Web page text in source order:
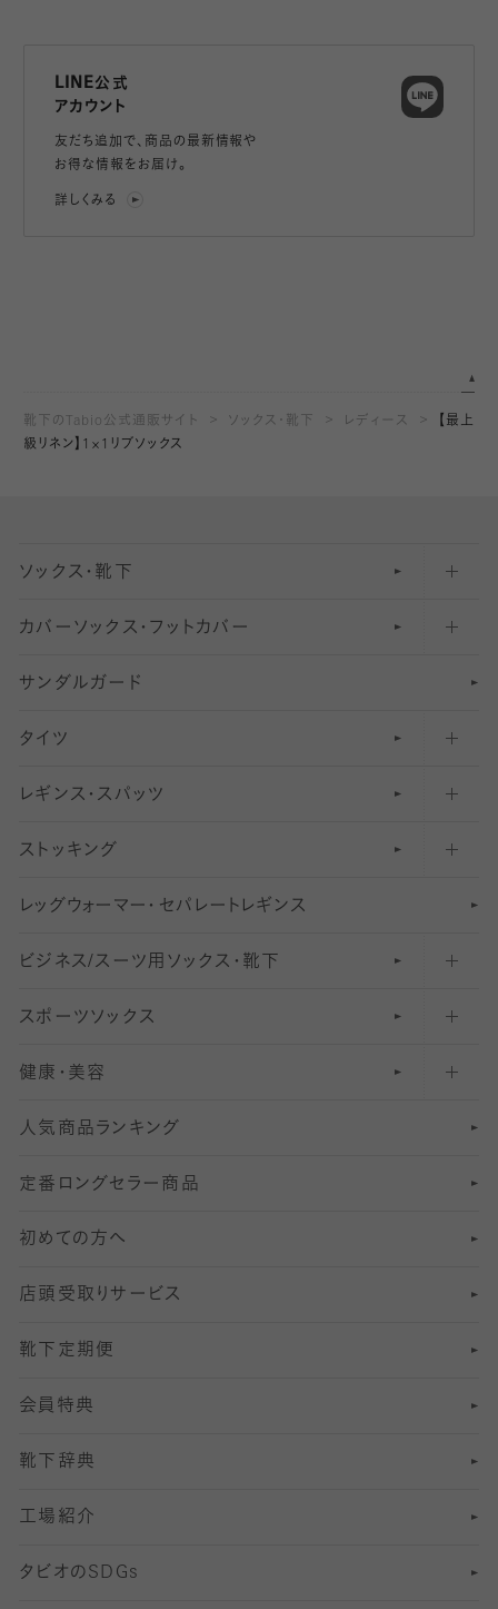
LINE公式
アカウント
友だち追加で、 商品の最新情報や
お得な情報をお届け。
詳しくみる
靴下のTabio公式通販サイト ソックス・靴下 レディース
【最上
級リネン】1×1リブソックス
ソックス・靴下
五本指ソックス・靴下
足袋ソックス・靴下
無地・プレーンソックス・靴下
柄ソックス・靴下
スニーカー（くるぶし）用ソックス
アンクル・ショートソックス（くるぶし上）
クルーソックス（ふくらはぎ下）
ハイソックス
オーバーニー・ニーハイソックス
カバーソックス・フットカバー
フットカバー・カバーソックス（深め）
フットカバー・カバーソックス（ふつう）
フットカバー・カバーソックス（浅め）
サンダルガード
タイツ
30デニール以下のタイツ（薄手タイツ）
31〜40デニールタイツ
41〜60デニールタイツ
61〜80デニールタイツ
81 〜110デニールタイツ
111〜210デニールタイツ
211デニールタイツ以上（防寒・厚手タイツ）
レギンス・スパッツ
柄レギンス
無地レギンス
レギンスパンツ（レギパン）
マタニティレギンス
5 分丈
6 分丈レギンス
7 分丈 レギンス
8 分丈 レギンス
10分丈 レギンス
12分丈レギンス
13分丈レギンス
ストッキング
伝線しにくいストッキング
ショートストッキング
結婚式用ストッキング
美脚ストッキング
オールスルーストッキング
レッ グ ウォー マー ・ セパレー ト レ ギンス
ビジネス/スーツ用 ソックス・靴下
匠シリーズ
フレッシャーズ向けソックス・靴下
冠婚葬祭向けソックス・靴下
スーツカジュアルソックス・靴下
ロングホーズ
スポーツソックス
ランニングソックス・靴下
ゴルフソックス・靴下
サッカー・フットサル用ソックス
ヨガソックス・靴下
スポーツ用レッグウォーマー
SSサイズ（21～23cm）
Sサイズ（22～25cm）
Mサイズ（25～27cm）
Lサイズ（27～29cm）
健康・美容
インナーソックス
加圧・着圧ソックス
冷えとり靴下
着圧・加圧タイツ
むくみ対策
足の疲れ対策
足の臭い対策
冷え対策
靴ずれ対策
人気商品ランキング
定番ロングセラー商品
初めての方へ
店頭受取りサービス
靴下定期便
会員特典
靴下辞典
工場紹介
タビオのSDGs